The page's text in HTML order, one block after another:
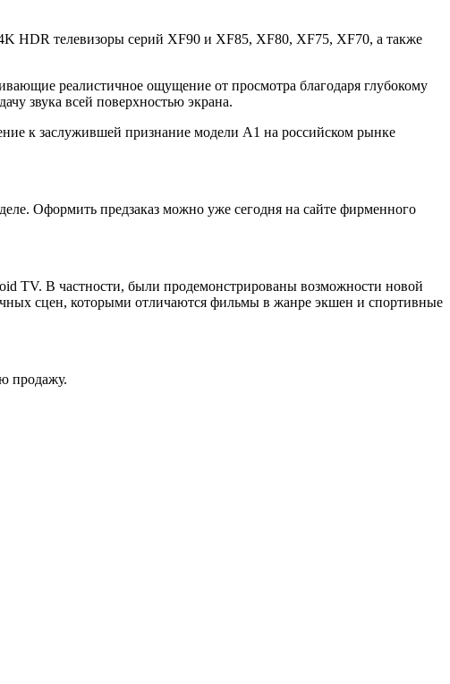
HDR телевизоры серий XF90 и XF85, XF80, XF75, XF70, а также
реалистичное ощущение от просмотра благодаря глубокому
звука всей поверхностью экрана.
к заслужившей признание модели А1 на российском рынке
Оформить предзаказ можно уже сегодня на сайте фирменного
TV. В частности, были продемонстрированы возможности новой
сцен, которыми отличаются фильмы в жанре экшен и спортивные
продажу.